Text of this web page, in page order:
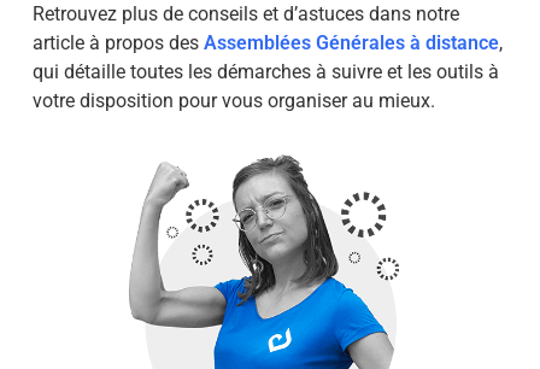
Retrouvez plus de conseils et d’astuces dans notre
article à propos des Assemblées Générales à distance,
qui détaille toutes les démarches à suivre et les outils à
votre disposition pour vous organiser au mieux.